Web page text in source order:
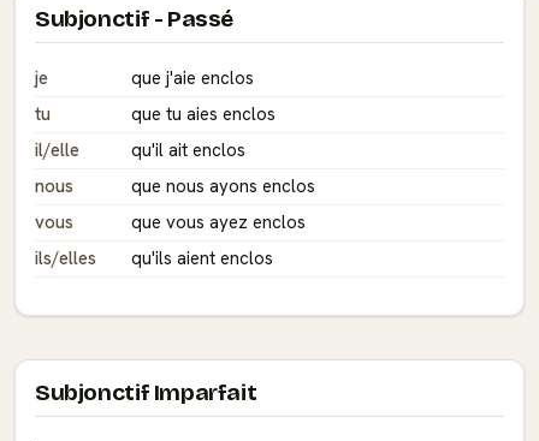
Subjonctif - Passé
je
que j'aie enclos
tu
que tu aies enclos
il/elle
qu'il ait enclos
nous
que nous ayons enclos
vous
que vous ayez enclos
ils/elles
qu'ils aient enclos
Subjonctif Imparfait